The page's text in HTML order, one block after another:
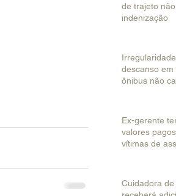
de trajeto
indenização
descanso em
ônibus não
Ex-gerente
valores
vítimas de
Cuidadora de